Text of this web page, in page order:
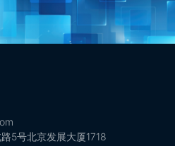
5号北京发展大厦1718